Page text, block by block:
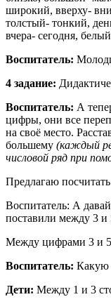
широкий, вверху-
толстый- тонкий,
вчера- сегодня,
Воспитатель:
4 задание:
Воспитатель: А
цифры, они все
на своё место.
большему (каждый
числовой ряд при
Предлагаю
Воспитатель: А
поставили между 3 и
Между цифрами 3 и 5
Воспитатель: Какую
Дети: Между 1 и 3